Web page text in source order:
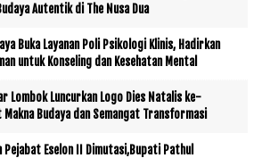
Autentik di The Nusa Dua
Buka Layanan Poli Psikologi Klinis, Hadirkan
untuk Konseling dan Kesehatan Mental
Lombok Luncurkan Logo Dies Natalis ke-
Budaya dan Semangat Transformasi
Pejabat Eselon II Dimutasi,Bupati Pathul